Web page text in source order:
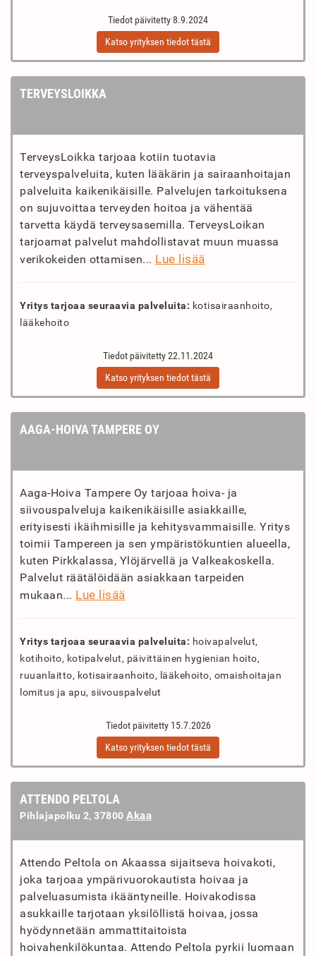
Tiedot päivitetty 8.9.2024
Katso yrityksen tiedot tästä
TERVEYSLOIKKA
TerveysLoikka tarjoaa kotiin tuotavia
terveyspalveluita, kuten lääkärin ja sairaanhoitajan
palveluita kaikenikäisille. Palvelujen tarkoituksena
on sujuvoittaa terveyden hoitoa ja vähentää
tarvetta käydä terveysasemilla. TerveysLoikan
tarjoamat palvelut mahdollistavat muun muassa
verikokeiden ottamisen... Lue lisää
Yritys tarjoaa seuraavia palveluita: kotisairaanhoito,
lääkehoito
Tiedot päivitetty 22.11.2024
Katso yrityksen tiedot tästä
AAGA-HOIVA TAMPERE OY
Aaga-Hoiva Tampere Oy tarjoaa hoiva- ja
siivouspalveluja kaikenikäisille asiakkaille,
erityisesti ikäihmisille ja kehitysvammaisille. Yritys
toimii Tampereen ja sen ympäristökuntien alueella,
kuten Pirkkalassa, Ylöjärvellä ja Valkeakoskella.
Palvelut räätälöidään asiakkaan tarpeiden
mukaan... Lue lisää
Yritys tarjoaa seuraavia palveluita: hoivapalvelut,
kotihoito, kotipalvelut, päivittäinen hygienian hoito,
ruuanlaitto, kotisairaanhoito, lääkehoito, omaishoitajan
lomitus ja apu, siivouspalvelut
Tiedot päivitetty 15.7.2026
Katso yrityksen tiedot tästä
ATTENDO PELTOLA
Pihlajapolku 2, 37800 Akaa
Attendo Peltola on Akaassa sijaitseva hoivakoti,
joka tarjoaa ympärivuorokautista hoivaa ja
palveluasumista ikääntyneille. Hoivakodissa
asukkaille tarjotaan yksilöllistä hoivaa, jossa
hyödynnetään ammattitaitoista
hoivahenkilökuntaa. Attendo Peltola pyrkii luomaan